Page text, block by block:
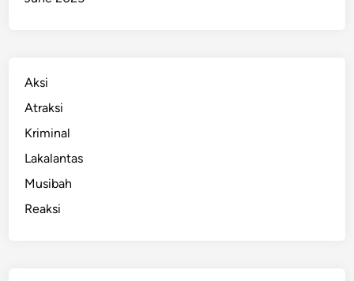
Aksi
Atraksi
Kriminal
Lakalantas
Musibah
Reaksi